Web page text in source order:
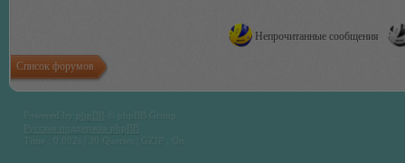
Непрочитанные сообщения
Список форумов
Time : 0.082s | 30 Queries | GZIP : On